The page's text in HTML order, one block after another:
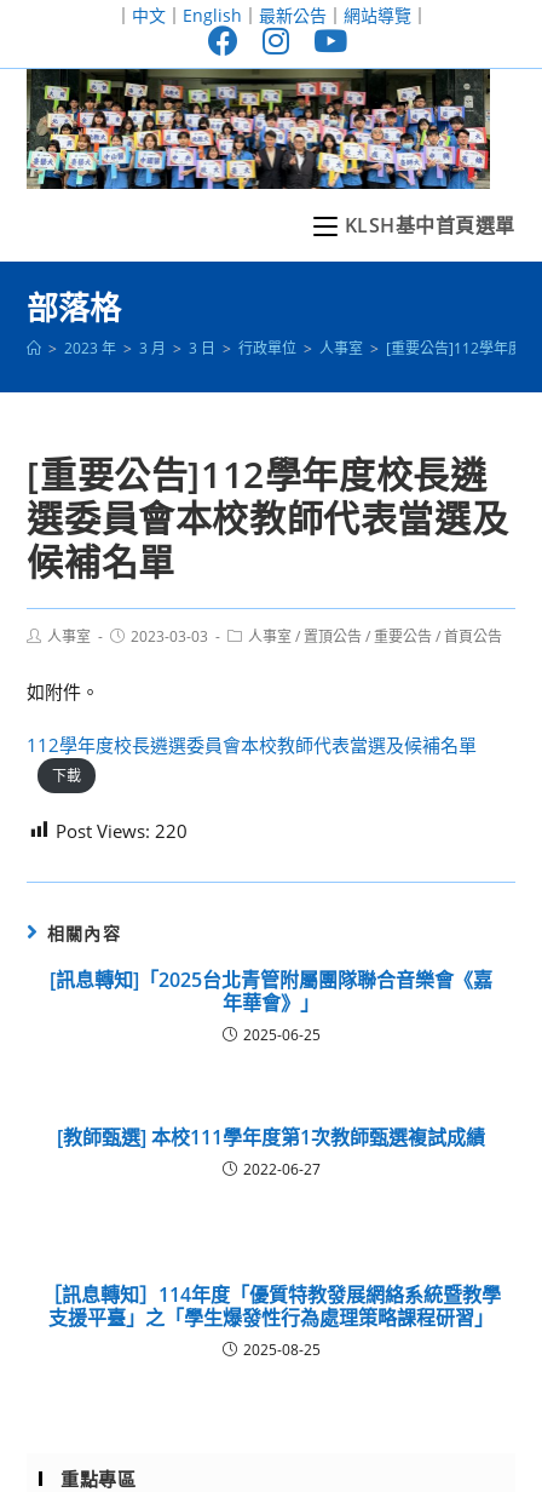
至
｜ 中文｜ English ｜ 最新公告｜ 網站導覽｜
KLSH基中首頁選單
部落格
> 2023 年 > 3 月 > 3 日 > 行政單位 > 人事室 > [重要公告]112學年度
[重要公告]112學年度校長遴
選委員會本校教師代表當選及
候補名單
Post人事室
Post2023-03-03
Post人事室 / 置頂公告 / 重要公告 / 首頁公告
如附件。
112學年度校長遴選委員會本校教師代表當選及候補名單
下載
Post Views: 220
相關內容
[訊息轉知]「2025台北青管附屬團隊聯合音樂會《嘉
年華會》」
2025-06-25
[教師甄選] 本校111學年度第1次教師甄選複試成績
2022-06-27
［訊息轉知］114年度「優質特教發展網絡系統暨教學
支援平臺」之「學生爆發性行為處理策略課程研習」
2025-08-25
重點專區